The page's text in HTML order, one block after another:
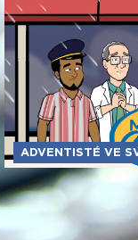
ADVENTISTÉ VE